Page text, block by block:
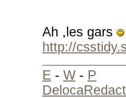
Ah ,les gars
http://
E - W- P